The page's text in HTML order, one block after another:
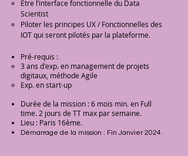
Être l’interface fonctionnelle du Data
Scientist
Piloter les principes UX / Fonctionnelles des
IOT qui seront pilotés par la plateforme.
Pré-requis :
3 ans d'exp. en management de projets
digitaux, méthode Agile
Exp. en start-up
Durée de la mission : 6 mois min. en Full
time. 2 jours de TT max par semaine.
Lieu : Paris 16ème.
Démarrage de la mission : Fin Janvier 2024.